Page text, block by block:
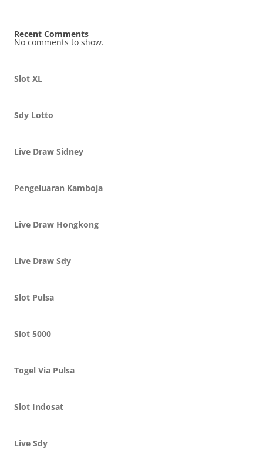
Recent Comments
No comments to show.
Slot XL
Sdy Lotto
Live Draw Sidney
Pengeluaran Kamboja
Live Draw Hongkong
Live Draw Sdy
Slot Pulsa
Slot 5000
Togel Via Pulsa
Slot Indosat
Live Sdy